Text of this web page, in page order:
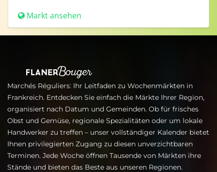
Markt ansehen
Marchés Réguliers: Ihr Leitfaden zu Wochenmärkten in
Frankreich. Entdecken Sie einfach die Märkte Ihrer Region,
organisiert nach Datum und Gemeinden. Ob für frisches
Obst und Gemüse, regionale Spezialitäten oder um lokale
Handwerker zu treffen – unser vollständiger Kalender bietet
Ihnen privilegierten Zugang zu diesen unverzichtbaren
Terminen. Jede Woche öffnen Tausende von Märkten ihre
Stände und bieten das Beste aus unseren Regionen.